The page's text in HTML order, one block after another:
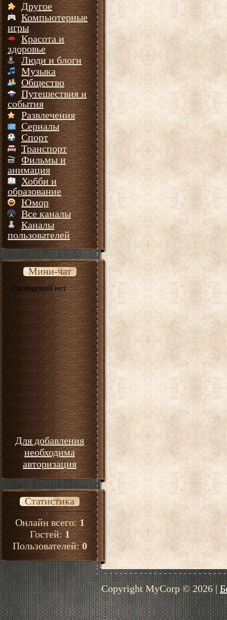
Другое
Компьютерные
игры
Красота и
здоровье
Люди и блоги
Музыка
Общество
Путешествия и
события
Развлечения
Сериалы
Спорт
Транспорт
Фильмы и
анимация
Хобби и
образование
Юмор
Все каналы
Каналы
пользователей
Мини-чат
Для добавления
необходима
авторизация
Статистика
Онлайн всего:1
Гостей:1
Пользователей:0
Copyright MyCorp © 2026|